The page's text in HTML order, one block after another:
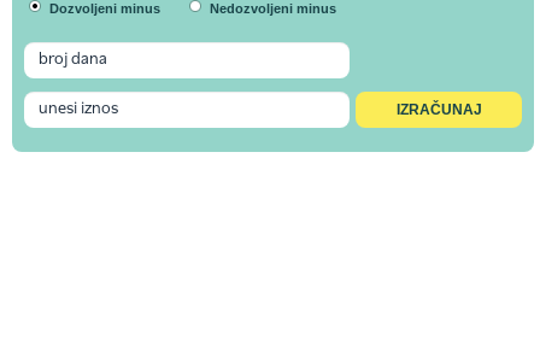
Dozvoljeni minus Nedozvoljeni minus